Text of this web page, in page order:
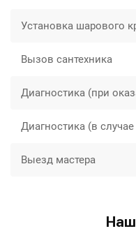
Установка шарового
Вызов сантехника
Диагностика (при
Диагностика (в случае
Выезд мастера